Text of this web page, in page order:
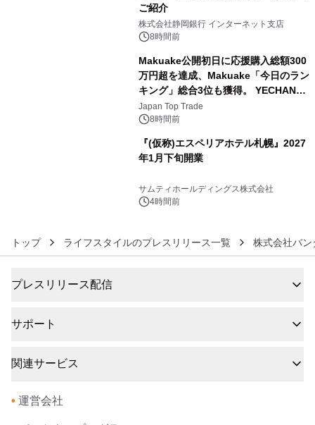
ご紹介
株式会社静岡銀行 インターネット支店
8時間前
Makuake公開初日に応援購入総額300
万円超を達成、Makuake「今日のラン
キング」総合3位も獲得。 YECHAN音
浴シンギングボウル第2弾の大型サイ
ズ（XL・2XL・3XL）を先行販売中
Japan Top Trade
8時間前
『(仮称)エスペリアホテル札幌』2027
年1月下旬開業
サムティホールディングス株式会社
4時間前
トップ ライフスタイルのプレスリリース一覧 株式会社バ
プレスリリース配信
サポート
関連サービス
• 運営会社